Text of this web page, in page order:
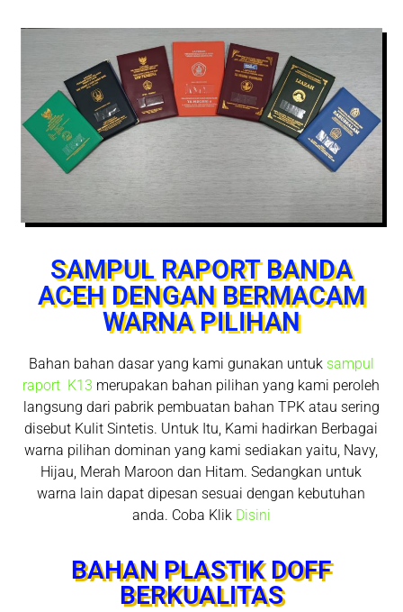
SAMPUL RAPORT BANDA
ACEH DENGAN BERMACAM
WARNA PILIHAN
Bahan bahan dasar yang kami gunakan untuk sampul
raport K13 merupakan bahan pilihan yang kami peroleh
langsung dari pabrik pembuatan bahan TPK atau sering
disebut Kulit Sintetis. Untuk Itu, Kami hadirkan Berbagai
warna pilihan dominan yang kami sediakan yaitu, Navy,
Hijau, Merah Maroon dan Hitam. Sedangkan untuk
warna lain dapat dipesan sesuai dengan kebutuhan
anda. Coba Klik Disini
BAHAN PLASTIK DOFF
BERKUALITAS